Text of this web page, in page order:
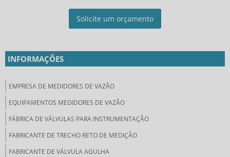
Solicite um orçamento
INFORMAÇÕES
EMPRESA DE MEDIDORES DE VAZÃO
EQUIPAMENTOS MEDIDORES DE VAZÃO
FÁBRICA DE VÁLVULAS PARA INSTRUMENTAÇÃO
FABRICANTE DE TRECHO RETO DE MEDIÇÃO
FABRICANTE DE VÁLVULA AGULHA